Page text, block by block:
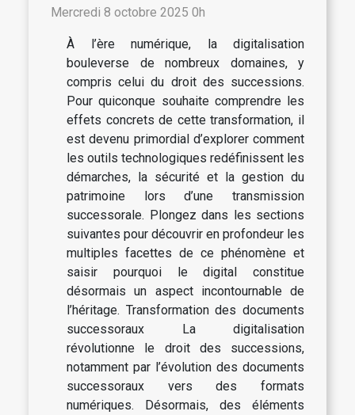
Mercredi 8 octobre 2025 0h
À l’ère numérique, la digitalisation
bouleverse de nombreux domaines, y
compris celui du droit des successions.
Pour quiconque souhaite comprendre les
effets concrets de cette transformation, il
est devenu primordial d’explorer comment
les outils technologiques redéfinissent les
démarches, la sécurité et la gestion du
patrimoine lors d’une transmission
successorale. Plongez dans les sections
suivantes pour découvrir en profondeur les
multiples facettes de ce phénomène et
saisir pourquoi le digital constitue
désormais un aspect incontournable de
l’héritage. Transformation des documents
successoraux La digitalisation
révolutionne le droit des successions,
notamment par l’évolution des documents
successoraux vers des formats
numériques. Désormais, des éléments